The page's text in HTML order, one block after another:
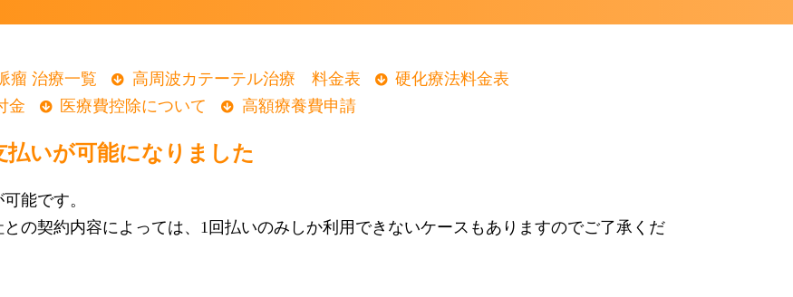
瘤 治療一覧 高周波カテーテル治療 料金表
硬化療法料金表
金
医療費控除について 高額療養費申請
いが可能になりました
能です。
の契約内容によっては、1回払いのみしか利用できないケースもありますのでご了承くだ